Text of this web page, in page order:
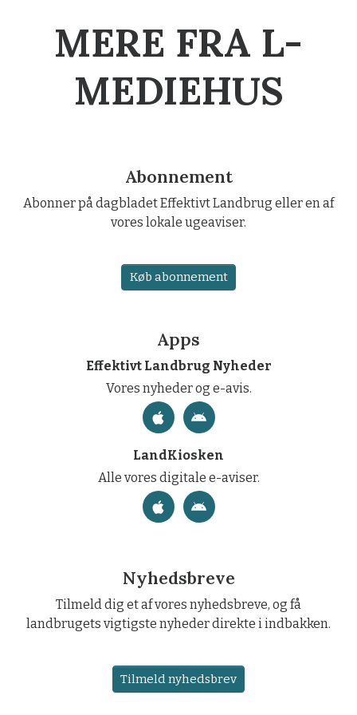
MERE FRA L-
MEDIEHUS
Abonnement
Abonner på dagbladet Effektivt Landbrug eller en af
vores lokale ugeaviser.
Køb abonnement
Apps
Effektivt Landbrug Nyheder
Vores nyheder og e-avis.
LandKiosken
Alle vores digitale e-aviser.
Nyhedsbreve
Tilmeld dig et af vores nyhedsbreve, og få
landbrugets vigtigste nyheder direkte i indbakken.
Tilmeld nyhedsbrev